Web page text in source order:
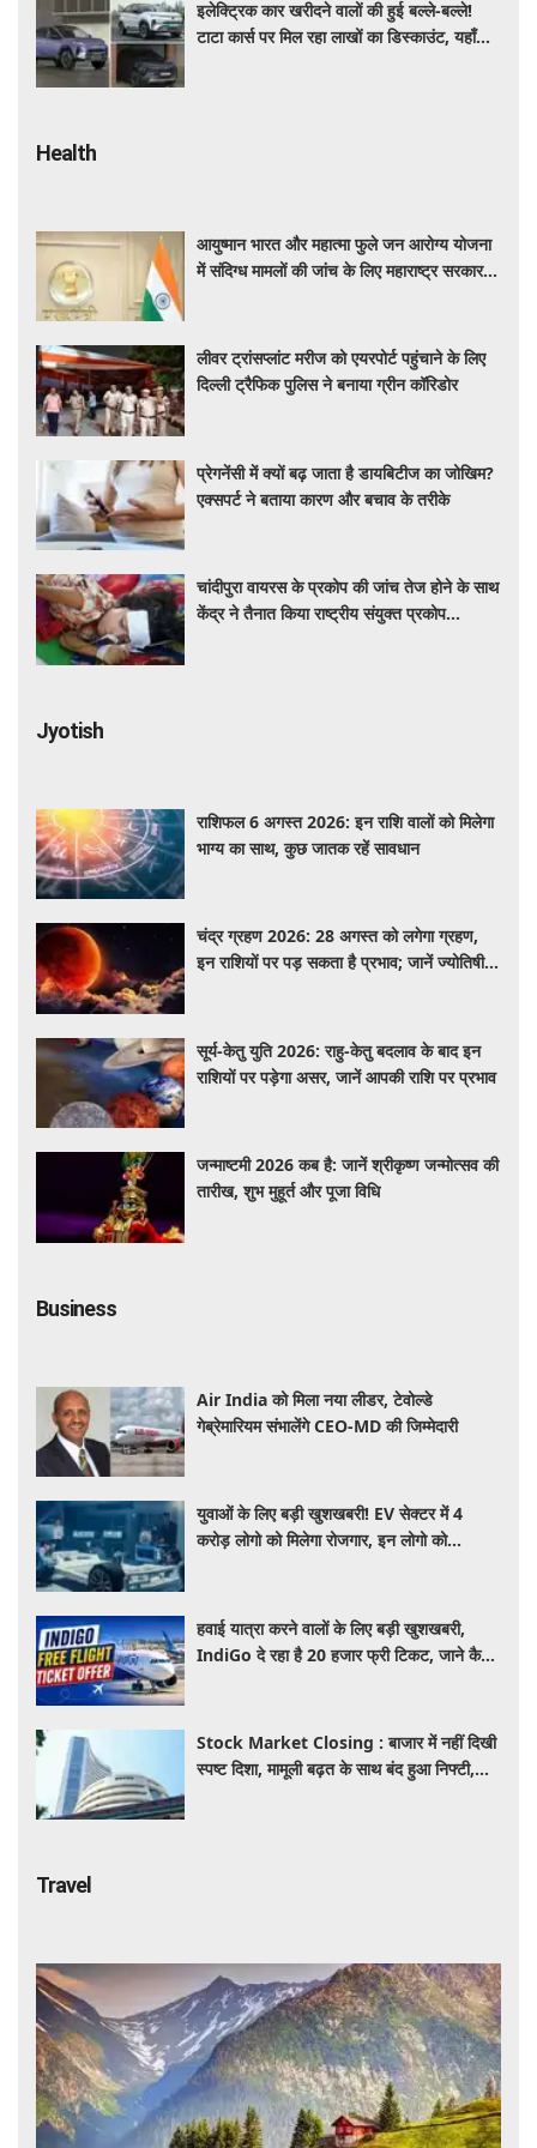
इलेक्ट्रिक कार खरीदने वालों की हुई बल्ले-बल्ले!
टाटा कार्स पर मिल रहा लाखों का डिस्काउंट, यहाँ
Health
आयुष्मान भारत और महात्मा फुले जन आरोग्य योजना
में संदिग्ध मामलों की जांच के लिए महाराष्ट्र सरकार ने
लीवर ट्रांसप्लांट मरीज को एयरपोर्ट पहुंचाने के लिए
दिल्ली ट्रैफिक पुलिस ने बनाया ग्रीन कॉरिडोर
प्रेगनेंसी में क्यों बढ़ जाता है डायबिटीज का जोखिम?
एक्सपर्ट ने बताया कारण और बचाव के तरीके
चांदीपुरा वायरस के प्रकोप की जांच तेज होने के साथ
केंद्र ने तैनात किया राष्ट्रीय संयुक्त प्रकोप
Jyotish
राशिफल 6 अगस्त 2026: इन राशि वालों को मिलेगा
भाग्य का साथ, कुछ जातक रहें सावधान
चंद्र ग्रहण 2026: 28 अगस्त को लगेगा ग्रहण,
इन राशियों पर पड़ सकता है प्रभाव; जानें ज्योतिषीय
सूर्य-केतु युति 2026: राहु-केतु बदलाव के बाद इन
राशियों पर पड़ेगा असर, जानें आपकी राशि पर प्रभाव
जन्माष्टमी 2026 कब है: जानें श्रीकृष्ण जन्मोत्सव की
तारीख, शुभ मुहूर्त और पूजा विधि
Business
Air India को मिला नया लीडर, टेवोल्डे
गेब्रेमारियम संभालेंगे CEO-MD की जिम्मेदारी
युवाओं के लिए बड़ी खुशखबरी! EV सेक्टर में 4
करोड़ लोगो को मिलेगा रोजगार, इन लोगो को
हवाई यात्रा करने वालों के लिए बड़ी खुशखबरी,
IndiGo दे रहा है 20 हजार फ्री टिकट, जाने कैसे
Stock Market Closing : बाजार में नहीं दिखी
स्पष्ट दिशा, मामूली बढ़त के साथ बंद हुआ निफ्टी,
Travel